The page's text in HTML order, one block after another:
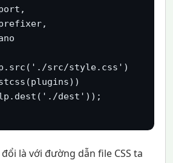
src/style.css')
dest'));
là với đường dẫn file CSS ta